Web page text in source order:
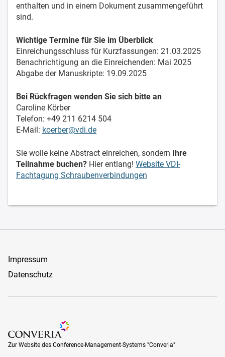
enthalten und in einem Dokument zusammengeführt
sind.
Wichtige Termine für Sie im Überblick
Einreichungsschluss für Kurzfassungen: 21.03.2025
Benachrichtigung an die Einreichenden: Mai 2025
Abgabe der Manuskripte: 19.09.2025
Bei Rückfragen wenden Sie sich bitte an
Caroline Körber
Telefon: +49 211 6214 504
E-Mail: koerber@vdi.de
Sie wolle keine Abstract einreichen, sondern Ihre
Teilnahme buchen? Hier entlang! Website VDI-
Fachtagung Schraubenverbindungen
Impressum
Datenschutz
Zur Website des Conference-Management-Systems
Zur Website des Conference-Management-Systems "Converia"